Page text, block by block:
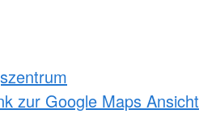
zur Google Maps Ansicht